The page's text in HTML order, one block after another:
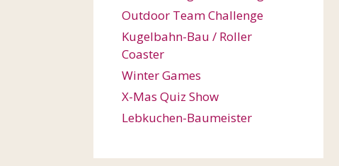
Outdoor Team Challenge
Kugelbahn-Bau / Roller
Coaster
Winter Games
X-Mas Quiz Show
Lebkuchen-Baumeister